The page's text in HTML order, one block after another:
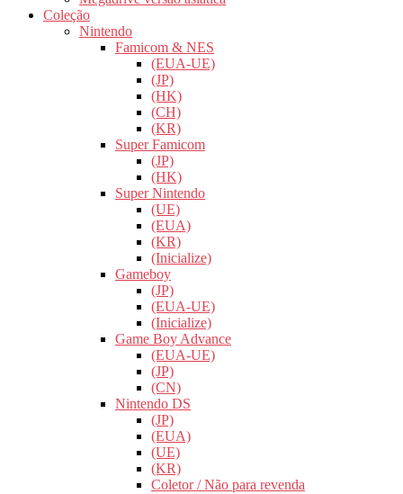
Coleção
Nintendo
Famicom & NES
(EUA-UE)
(JP)
(HK)
(CH)
(KR)
Super Famicom
(JP)
(HK)
Super Nintendo
(UE)
(EUA)
(KR)
(Inicialize)
Gameboy
(JP)
(EUA-UE)
(Inicialize)
Game Boy Advance
(EUA-UE)
(JP)
(CN)
Nintendo DS
(JP)
(EUA)
(UE)
(KR)
Coletor / Não para revenda